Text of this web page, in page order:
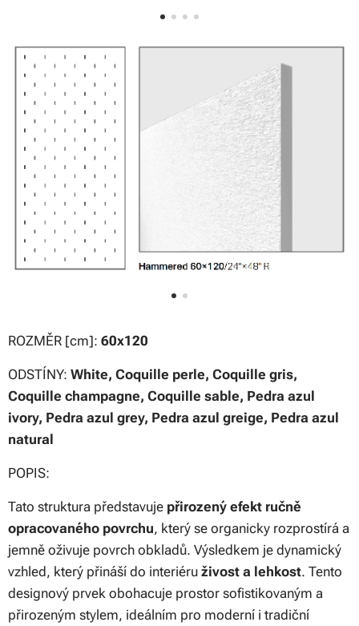
ROZMĚR [cm]: 60x120
ODSTÍNY: White, Coquille perle, Coquille gris,
Coquille champagne, Coquille sable, Pedra azul
ivory, Pedra azul grey, Pedra azul greige, Pedra azul
natural
POPIS:
Tato struktura představuje přirozený efekt ručně
opracovaného povrchu, který se organicky rozprostírá a
jemně oživuje povrch obkladů. Výsledkem je dynamický
vzhled, který přináší do interiéru živost a lehkost. Tento
designový prvek obohacuje prostor sofistikovaným a
přirozeným stylem, ideálním pro moderní i tradiční